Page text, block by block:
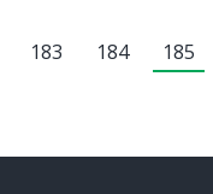
183 184 185